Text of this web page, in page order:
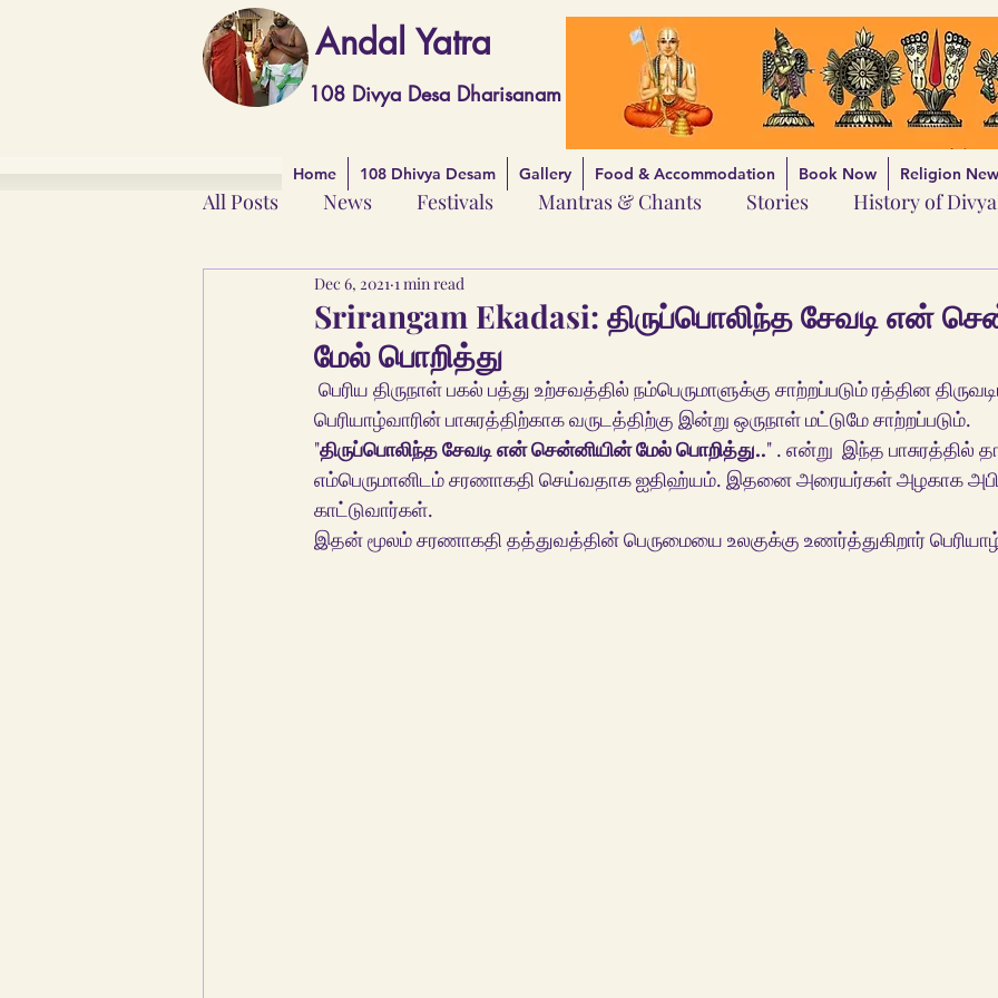
Andal Yatra
108 Divya Desa Dharisanam
All Posts News Festivals Mantras & Chants Stories History of
Alwars & Acharyas
Srirangam Ekadasi: திருப்பொலிந்த சேவடி என்
மேல் பொறித்து
Dec 6, 2021 1 min read
பெரியாழ்வாரின் பாசுரத்திற்காக வருடத்திற்கு இன்று ஒருநாள் மட்டுமே சாற்றப்படும்.
"திருப்பொலிந்த சேவடி என் சென்னியின் மேல் பொறித்து.." . என்று  இந்த பாசுரத்தில்
எம்பெருமானிடம் சரணாகதி செய்வதாக ஐதிஹ்யம். இதனை அரையர்கள் அழகாக
காட்டுவார்கள்.
இதன் மூலம் சரணாகதி தத்துவத்தின் பெருமையை உலகுக்கு உணர்த்துகிறார்
Home 108 Dhivya Desam Gallery Food & Accommodation Book Now Religion